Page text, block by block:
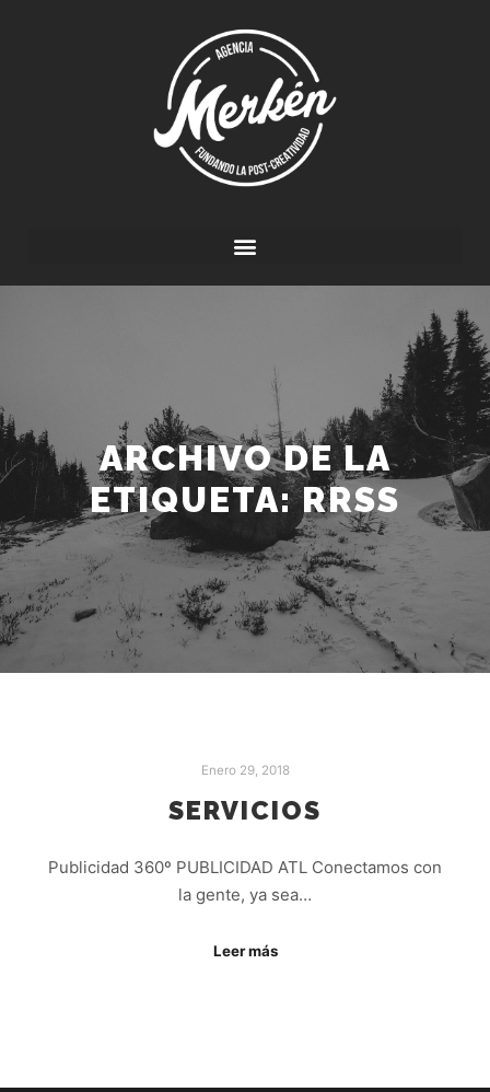
ARCHIVO DE LA
ETIQUETA:RRSS
Enero 29, 2018
SERVICIOS
Publicidad 360º PUBLICIDAD ATL Conectamos con
la gente, ya sea…
Leer más